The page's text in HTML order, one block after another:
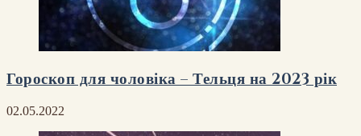
Гороскоп для чоловіка – Тельця на 2023 рік
02.05.2022